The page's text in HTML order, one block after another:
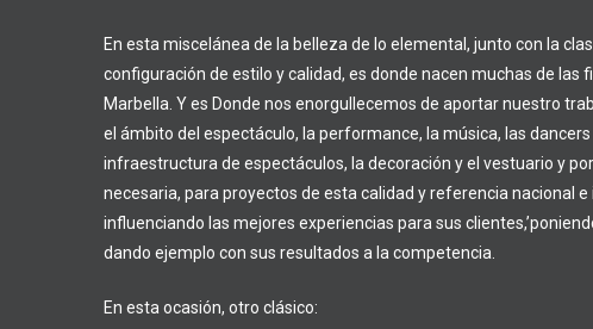
En esta miscelánea de la belleza de lo elemental, junto con la
configuración de estilo y calidad, es donde nacen muchas de las
Marbella. Y es Donde nos enorgullecemos de aportar nuestro
el ámbito del espectáculo, la performance, la música, las dancers
infraestructura de espectáculos, la decoración y el vestuario y
necesaria, para proyectos de esta calidad y referencia nacional
influenciando las mejores experiencias para sus
dando ejemplo con sus resultados a la competencia.
En esta ocasión, otro clásico: